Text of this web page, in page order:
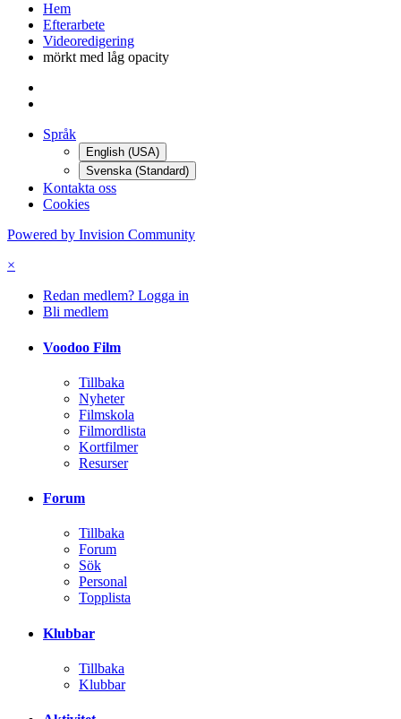
Hem
Efterarbete
Videoredigering
mörkt med låg opacity
Språk
English (USA)
Svenska (Standard)
Kontakta oss
Cookies
Powered by Invision Community
×
Redan medlem? Logga in
Bli medlem
Voodoo Film
Tillbaka
Nyheter
Filmskola
Filmordlista
Kortfilmer
Resurser
Forum
Tillbaka
Forum
Sök
Personal
Topplista
Klubbar
Tillbaka
Klubbar